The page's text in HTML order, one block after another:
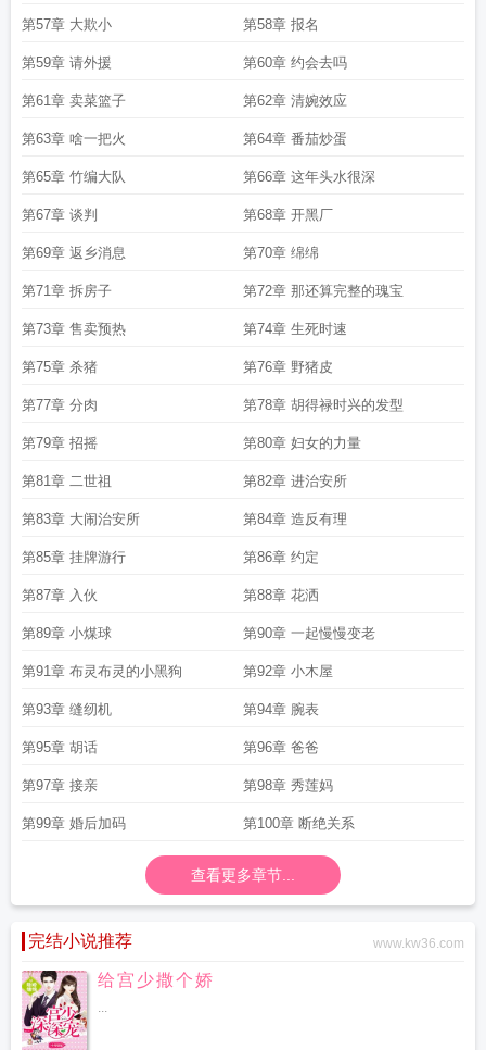
第57章 大欺小 第58章 报名
第59章 请外援 第60章 约会去吗
第61章 卖菜篮子 第62章 清婉效应
第63章 啥一把火 第64章 番茄炒蛋
第65章 竹编大队 第66章 这年头水很深
第67章 谈判 第68章 开黑厂
第69章 返乡消息 第70章 绵绵
第71章 拆房子 第72章 那还算完整的瑰宝
第73章 售卖预热 第74章 生死时速
第75章 杀猪 第76章 野猪皮
第77章 分肉 第78章 胡得禄时兴的发型
第79章 招摇 第80章 妇女的力量
第81章 二世祖 第82章 进治安所
第83章 大闹治安所 第84章 造反有理
第85章 挂牌游行 第86章 约定
第87章 入伙 第88章 花洒
第89章 小煤球 第90章 一起慢慢变老
第91章 布灵布灵的小黑狗 第92章 小木屋
第93章 缝纫机 第94章 腕表
第95章 胡话 第96章 爸爸
第97章 接亲 第98章 秀莲妈
第99章 婚后加码 第100章 断绝关系
查看更多章节...
完结小说推荐 www.kw36.com
给宫少撒个娇
...